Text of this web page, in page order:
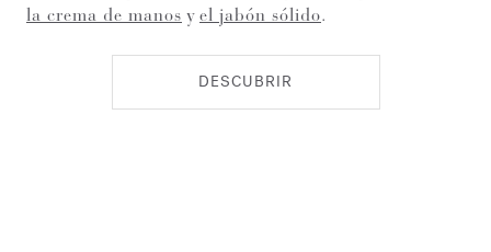
la crema de manos y el jabón sólido.
DESCUBRIR